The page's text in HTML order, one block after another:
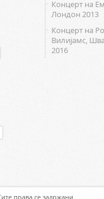
Концерт на
Лондон 2013
Концерт на
Вилијамс,
2016
права се задржани.